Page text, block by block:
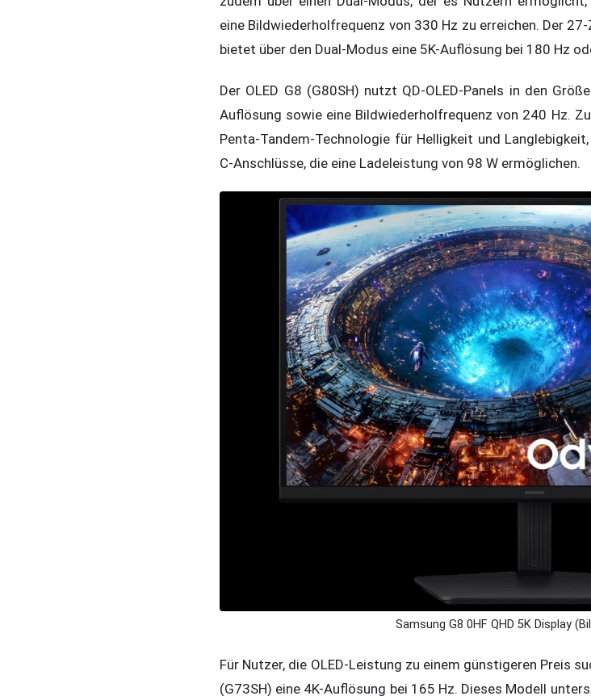
eine Bildwiederholfrequenz von 330 Hz zu erreichen. Der
bietet über den Dual-Modus eine 5K-Auflösung bei 180 Hz
Der OLED G8 (G80SH) nutzt QD-OLED-Panels in den
Auflösung sowie eine Bildwiederholfrequenz von 240 Hz.
Penta-Tandem-Technologie für Helligkeit und
C-Anschlüsse, die eine Ladeleistung von 98 W ermöglichen.
Samsung G8 0HF QHD 5K Display
Für Nutzer, die OLED-Leistung zu einem günstigeren Preis
(G73SH) eine 4K-Auflösung bei 165 Hz. Dieses Modell